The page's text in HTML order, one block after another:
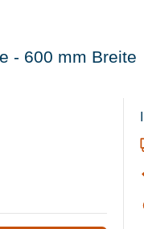
- 600 mm Breite